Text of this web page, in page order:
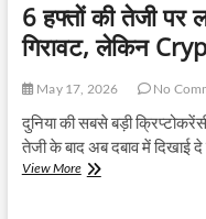
6 हफ्तों की तेजी पर
गिरावट, लेकिन
May 17, 2026 No
दुनिया की सबसे बड़ी
तेजी के बाद अब दबाव में दिखाई
View More6